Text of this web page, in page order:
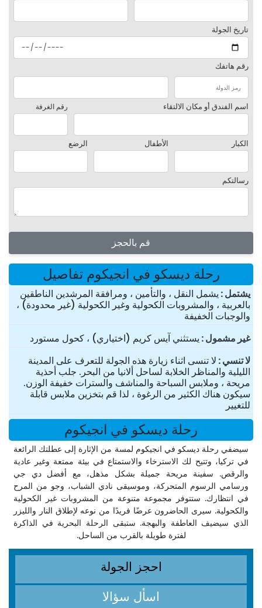
تاريخ الجولة
رقم هاتفك
اسم الفندق أو مكان الالتقاء رقم الغرفة
الكبار الأطفال الرضع
رسالتكم
قم بالحجز
رحلة ديسكو في انجيكوم تفاصيل
یشتمل يشمل النقل ، والتأمين ، ومرافقة المرشدين الناطقين
بالعربية ، والمشروبات الكحولية وغير الكحولية (غير محدودة) ،
والوجبات الخفيفة
غير مشمول يستثني آيس كريم (اختياري) ، كحول مستورد
لا تنسي لا تنسى اثناء زيارة هذه الجولة للتعرف على المدينة
الليلية والمناظر الخلابة لساحل ألانيا من البحر. جلب أحذية
مريحة ، وملابس السباحة والمناشف والسترات خفيفة الوزن.
سيكون هناك الكثير من الرغوة ، لذا قم بتخزين ملابس قابلة
للتغيير
رحلة ديسكو في انجيكوم
سيضفي رحلة ديسكو في انجيكوم لمسة من الإثارة إلى عطلتك الرائعة
في تركيا، وتتيح لك الاسترخاء والاستمتاع في بيئة ممتعة وغير عادية
والرقص. سفينة مريحة جميلة بشكل مذهل، مع أفضل دي جي
ورسامي الرسوم المتحركة، وموسيقى نادي الشباب، وجو من المرح
في انتظارك. ستتوفر مجموعة متنوعة من المشروبات غير الكحولية
والكحولية. سيرى الحاضرون عرضًا فريدًا من نوعه لإطلاق النار والليزر
الذي سيضيف العاطفة والبهجة. ستبقى الرحلة البحرية في الذاكرة
لفترة طويلة بالقرب من الساحل.
احجز الجولة
اسأل سؤالا